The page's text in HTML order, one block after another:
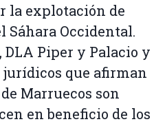
la explotación de
Sáhara Occidental.
Piper y Palacio y
que afirman
Marruecos son
en beneficio de los